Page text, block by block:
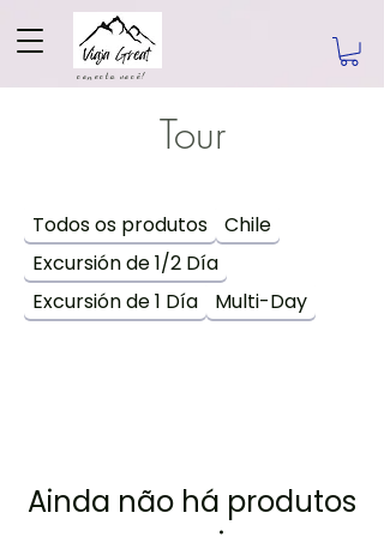
conecta você!
Tour
Todos os produtos
Chile
Excursión de 1/2 Día
Excursión de 1 Día
Multi-Day
Ainda não há produtos